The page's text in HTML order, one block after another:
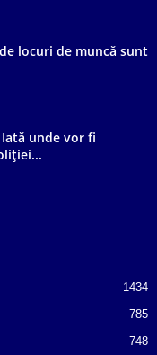
locuri de muncă sunt
unde vor fi
1434
785
748